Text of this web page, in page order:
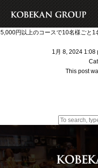
5,000円以上のコースで10名様ごと
1月 8, 2024 1:08
This post